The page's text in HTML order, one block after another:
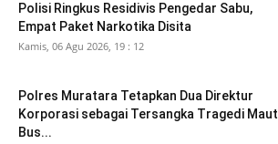
Polisi Ringkus Residivis Pengedar Sabu,
Empat Paket Narkotika Disita
Kamis, 06 Agu 2026, 19 : 12
Polres Muratara Tetapkan Dua Direktur
Korporasi sebagai Tersangka Tragedi Maut
Bus...